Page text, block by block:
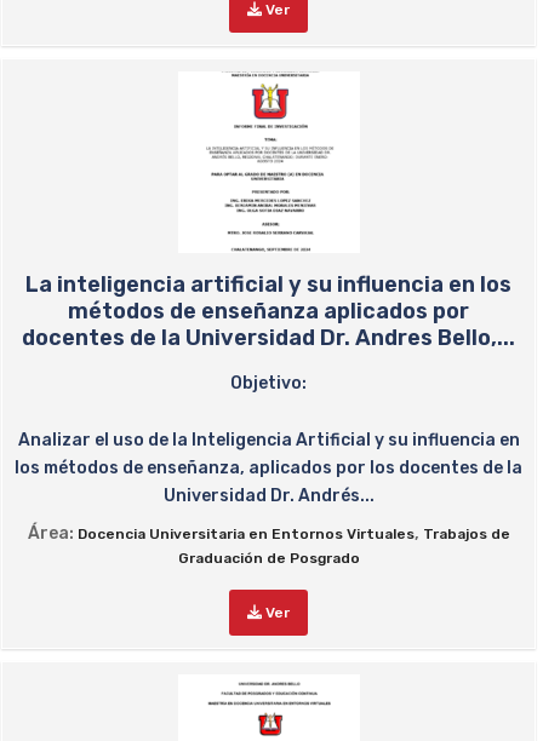
Ver
La inteligencia artificial y su influencia en los
métodos de enseñanza aplicados por
docentes de la Universidad Dr. Andres Bello,...
Objetivo:
Analizar el uso de la Inteligencia Artificial y su influencia en
los métodos de enseñanza, aplicados por los docentes de la
Universidad Dr. Andrés...
Área: Docencia Universitaria en Entornos Virtuales, Trabajos de
Graduación de Posgrado
Ver